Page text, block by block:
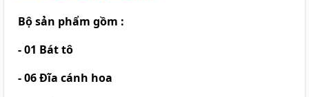
Bộ sản phẩm gồm :
- 01 Bát tô
- 06 Đĩa cánh hoa